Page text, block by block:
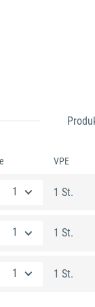
VPE
1 St.
1 St.
1 St.